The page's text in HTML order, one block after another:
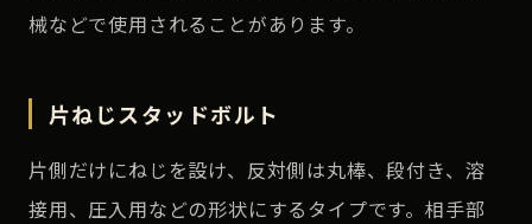
械などで使用されることがあります。
片ねじスタッドボルト
片側だけにねじを設け、反対側は丸棒、段付き、溶
接用、圧入用などの形状にするタイプです。相手部